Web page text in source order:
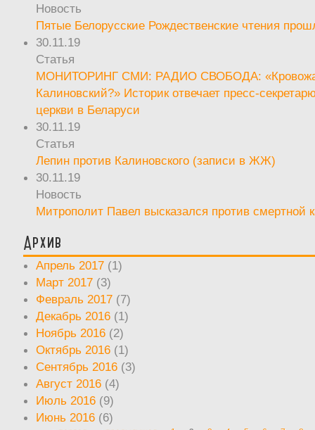
Новость
Пятые Белорусские Рождественские чтения
30.11.19
Статья
МОНИТОРИНГ СМИ: РАДИО СВОБОДА:
Калиновский?» Историк отвечает пресс-
церкви в Беларуси
30.11.19
Статья
Лепин против Калиновского (записи в ЖЖ)
30.11.19
Новость
Митрополит Павел высказался против смертной
Архив
Апрель 2017 (1)
Март 2017 (3)
Февраль 2017 (7)
Декабрь 2016 (1)
Ноябрь 2016 (2)
Октябрь 2016 (1)
Сентябрь 2016 (3)
Август 2016 (4)
Июль 2016 (9)
Июнь 2016 (6)